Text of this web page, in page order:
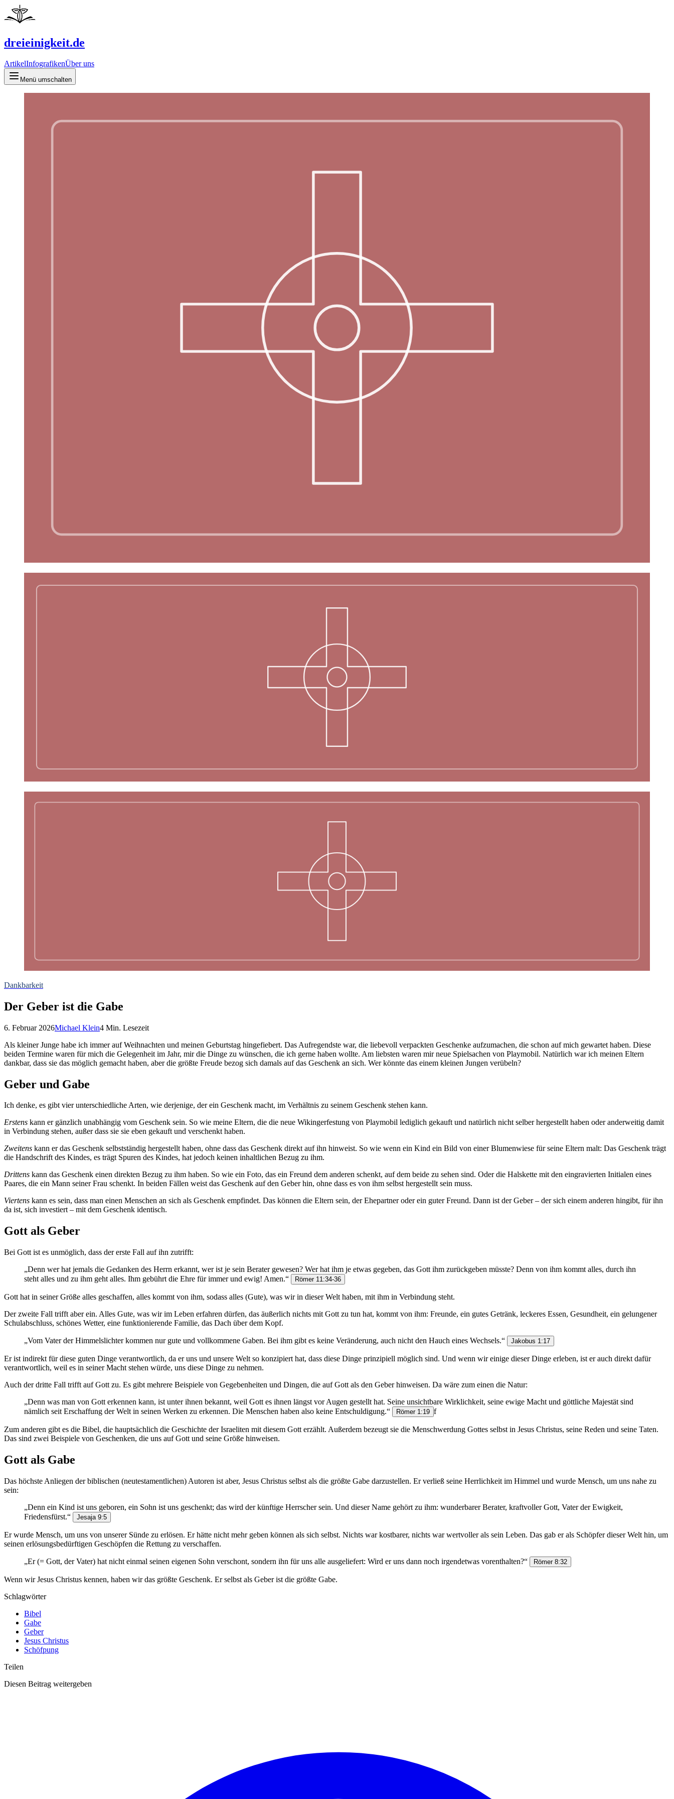
dreieinigkeit.de
ArtikelInfografikenÜber uns
Menü umschalten
Dankbarkeit
Der Geber ist die Gabe
6. Februar 2026Michael Klein4 Min. Lesezeit
Als kleiner Junge habe ich immer auf Weihnachten und meinen Geburtstag hingefiebert. Das Aufregendste war, die liebevoll verpackten Geschenke aufzumachen, die schon auf mich gewartet haben. Diese
beiden Termine waren für mich die Gelegenheit im Jahr, mir die Dinge zu wünschen, die ich gerne haben wollte. Am liebsten waren mir neue Spielsachen von Playmobil. Natürlich war ich meinen Eltern
dankbar, dass sie das möglich gemacht haben, aber die größte Freude bezog sich damals auf das Geschenk an sich. Wer könnte das einem kleinen Jungen verübeln?
Geber und Gabe
Ich denke, es gibt vier unterschiedliche Arten, wie derjenige, der ein Geschenk macht, im Verhältnis zu seinem Geschenk stehen kann.
Erstens kann er gänzlich unabhängig vom Geschenk sein. So wie meine Eltern, die die neue Wikingerfestung von Playmobil lediglich gekauft und natürlich nicht selber hergestellt haben oder anderweitig damit
in Verbindung stehen, außer dass sie sie eben gekauft und verschenkt haben.
Zweitens kann er das Geschenk selbstständig hergestellt haben, ohne dass das Geschenk direkt auf ihn hinweist. So wie wenn ein Kind ein Bild von einer Blumenwiese für seine Eltern malt: Das Geschenk trägt
die Handschrift des Kindes, es trägt Spuren des Kindes, hat jedoch keinen inhaltlichen Bezug zu ihm.
Drittens kann das Geschenk einen direkten Bezug zu ihm haben. So wie ein Foto, das ein Freund dem anderen schenkt, auf dem beide zu sehen sind. Oder die Halskette mit den eingravierten Initialen eines
Paares, die ein Mann seiner Frau schenkt. In beiden Fällen weist das Geschenk auf den Geber hin, ohne dass es von ihm selbst hergestellt sein muss.
Viertens kann es sein, dass man einen Menschen an sich als Geschenk empfindet. Das können die Eltern sein, der Ehepartner oder ein guter Freund. Dann ist der Geber – der sich einem anderen hingibt, für ihn
da ist, sich investiert – mit dem Geschenk identisch.
Gott als Geber
Bei Gott ist es unmöglich, dass der erste Fall auf ihn zutrifft:
„Denn wer hat jemals die Gedanken des Herrn erkannt, wer ist je sein Berater gewesen? Wer hat ihm je etwas gegeben, das Gott ihm zurückgeben müsste? Denn von ihm kommt alles, durch ihn
steht alles und zu ihm geht alles. Ihm gebührt die Ehre für immer und ewig! Amen.“
Römer 11:34-36
Gott hat in seiner Größe alles geschaffen, alles kommt von ihm, sodass alles (Gute), was wir in dieser Welt haben, mit ihm in Verbindung steht.
Der zweite Fall trifft aber ein. Alles Gute, was wir im Leben erfahren dürfen, das äußerlich nichts mit Gott zu tun hat, kommt von ihm: Freunde, ein gutes Getränk, leckeres Essen, Gesundheit, ein gelungener
Schulabschluss, schönes Wetter, eine funktionierende Familie, das Dach über dem Kopf.
„Vom Vater der Himmelslichter kommen nur gute und vollkommene Gaben. Bei ihm gibt es keine Veränderung, auch nicht den Hauch eines Wechsels.“ Jakobus 1:17
Er ist indirekt für diese guten Dinge verantwortlich, da er uns und unsere Welt so konzipiert hat, dass diese Dinge prinzipiell möglich sind. Und wenn wir einige dieser Dinge erleben, ist er auch direkt dafür
verantwortlich, weil es in seiner Macht stehen würde, uns diese Dinge zu nehmen.
Auch der dritte Fall trifft auf Gott zu. Es gibt mehrere Beispiele von Gegebenheiten und Dingen, die auf Gott als den Geber hinweisen. Da wäre zum einen die Natur:
„Denn was man von Gott erkennen kann, ist unter ihnen bekannt, weil Gott es ihnen längst vor Augen gestellt hat. Seine unsichtbare Wirklichkeit, seine ewige Macht und göttliche Majestät sind
nämlich seit Erschaffung der Welt in seinen Werken zu erkennen. Die Menschen haben also keine Entschuldigung.“
Römer 1:19 f
Zum anderen gibt es die Bibel, die hauptsächlich die Geschichte der Israeliten mit diesem Gott erzählt. Außerdem bezeugt sie die Menschwerdung Gottes selbst in Jesus Christus, seine Reden und seine Taten.
Das sind zwei Beispiele von Geschenken, die uns auf Gott und seine Größe hinweisen.
Gott als Gabe
Das höchste Anliegen der biblischen (neutestamentlichen) Autoren ist aber, Jesus Christus selbst als die größte Gabe darzustellen. Er verließ seine Herrlichkeit im Himmel und wurde Mensch, um uns nahe zu
sein:
„Denn ein Kind ist uns geboren, ein Sohn ist uns geschenkt; das wird der künftige Herrscher sein. Und dieser Name gehört zu ihm: wunderbarer Berater, kraftvoller Gott, Vater der Ewigkeit,
Friedensfürst.“
Jesaja 9:5
Er wurde Mensch, um uns von unserer Sünde zu erlösen. Er hätte nicht mehr geben können als sich selbst. Nichts war kostbarer, nichts war wertvoller als sein Leben. Das gab er als Schöpfer dieser Welt hin, um
seinen erlösungsbedürftigen Geschöpfen die Rettung zu verschaffen.
„Er (= Gott, der Vater) hat nicht einmal seinen eigenen Sohn verschont, sondern ihn für uns alle ausgeliefert: Wird er uns dann noch irgendetwas vorenthalten?“ Römer 8:32
Wenn wir Jesus Christus kennen, haben wir das größte Geschenk. Er selbst als Geber ist die größte Gabe.
Schlagwörter
Bibel
Gabe
Geber
Jesus Christus
Schöfpung
Teilen
Diesen Beitrag weitergeben